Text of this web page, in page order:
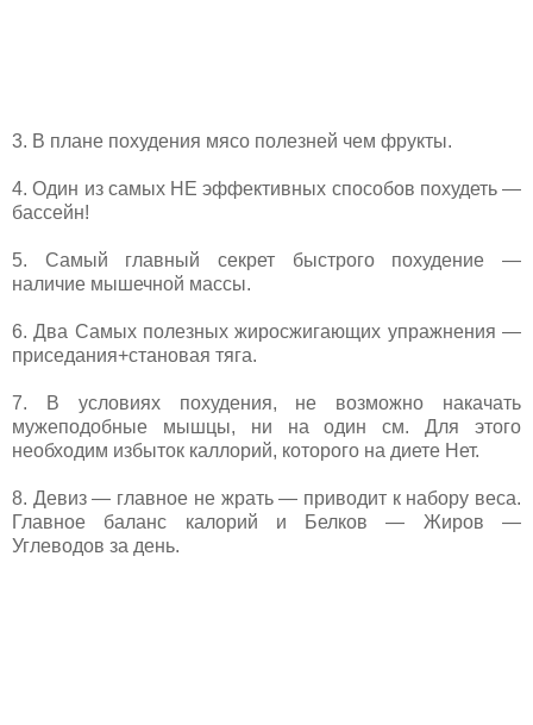
3. В плане похудения мясо полезней чем фрукты.
4. Один из самых НЕ эффективных способов похудеть —
бассейн!
5. Самый главный секрет быстрого похудение —
наличие мышечной массы.
6. Два Самых полезных жиросжигающих упражнения —
приседания+становая тяга.
7. В условиях похудения, не возможно накачать
мужеподобные мышцы, ни на один см. Для этого
необходим избыток каллорий, которого на диете Нет.
8. Девиз — главное не жрать — приводит к набору веса.
Главное баланс калорий и Белков — Жиров —
Углеводов за день.